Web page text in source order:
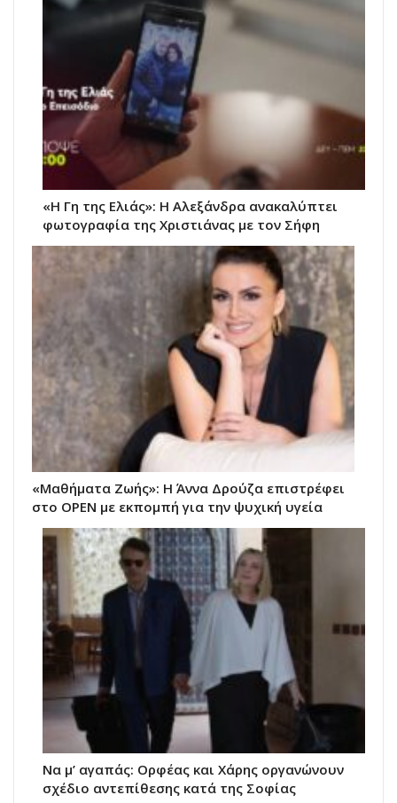
«Η Γη της Ελιάς»: Η Αλεξάνδρα ανακαλύπτει
φωτογραφία της Χριστιάνας με τον Σήφη
«Μαθήματα Ζωής»: Η Άννα Δρούζα επιστρέφει
στο OPEN με εκπομπή για την ψυχική υγεία
Να μ’ αγαπάς: Ορφέας και Χάρης οργανώνουν
σχέδιο αντεπίθεσης κατά της Σοφίας